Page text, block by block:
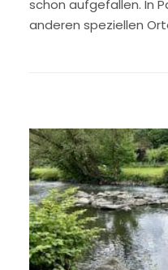
schon aufgefallen. In
anderen speziellen